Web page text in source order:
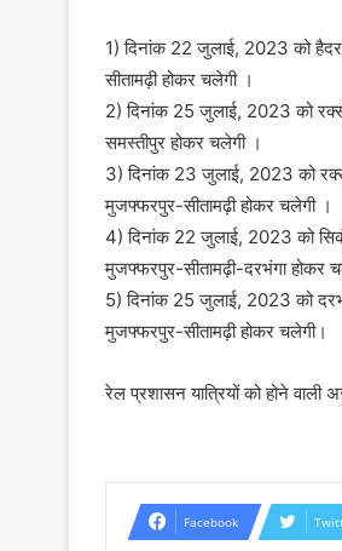
1) दिनांक 22 जुलाई, 2023 को
सीतामढ़ी होकर चलेगी ।
2) दिनांक 25 जुलाई, 2023 को
समस्तीपुर होकर चलेगी ।
3) दिनांक 23 जुलाई, 2023 को
मुजफ्फरपुर-सीतामढ़ी होकर चलेगी ।
4) दिनांक 22 जुलाई, 2023 को
मुजफ्फरपुर-सीतामढ़ी-दरभंगा होकर
5) दिनांक 25 जुलाई, 2023 को
मुजफ्फरपुर-सीतामढ़ी होकर चलेगी।
रेल प्रशासन यात्रियों को होने
Facebook